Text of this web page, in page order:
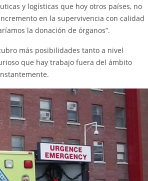
y logísticas que hoy otros países, no
en la supervivencia con calidad
la donación de órganos”.
más posibilidades tanto a nivel
que hay trabajo fuera del ámbito